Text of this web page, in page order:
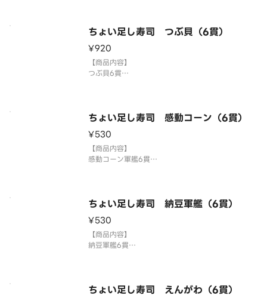
3貫盛り・ちょい足し寿司を複数ご注文の場合1つの
⚠️お届け後は早めにお召
ちょい足し寿司 つぶ貝（6貫）
¥920
【商品内容】
つぶ貝6貫
3貫盛り・ちょい足し寿司を複数ご注文の場合1つの
⚠️お届け後は早めにお召し上が
ちょい足し寿司 感動コーン（6貫）
¥530
【商品内容】
感動コーン軍艦6貫
3貫盛り・ちょい足し寿司を複数ご注文の場合1つの
⚠️お届け後は早めにお
ちょい足し寿司 納豆軍艦（6貫）
¥530
【商品内容】
納豆軍艦6貫
3貫盛り・ちょい足し寿司を複数ご注文の場合1つの
ちょい足し寿司 えんがわ（6貫）